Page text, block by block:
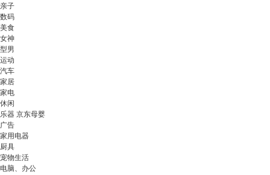
亲子
数码
美食
女神
型男
运动
汽车
家居
家电
休闲
乐器 京东母婴
广告
家用电器
厨具
宠物生活
电脑、办公